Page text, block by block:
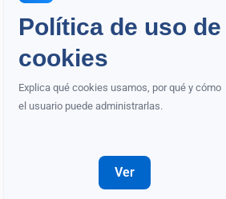
Política de uso de
cookies
Explica qué cookies usamos, por qué y cómo
el usuario puede administrarlas.
Ver